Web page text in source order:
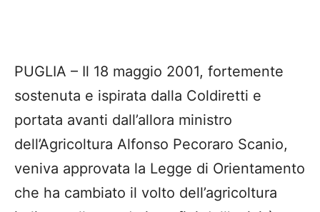
PUGLIA – Il 18 maggio 2001, fortemente
sostenuta e ispirata dalla Coldiretti e
portata avanti dall’allora ministro
dell’Agricoltura Alfonso Pecoraro Scanio,
veniva approvata la Legge di Orientamento
che ha cambiato il volto dell’agricoltura